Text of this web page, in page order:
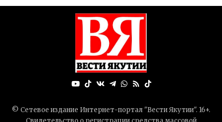
© Сетевое издание Интернет-портал "Вести Якутии". 16+.